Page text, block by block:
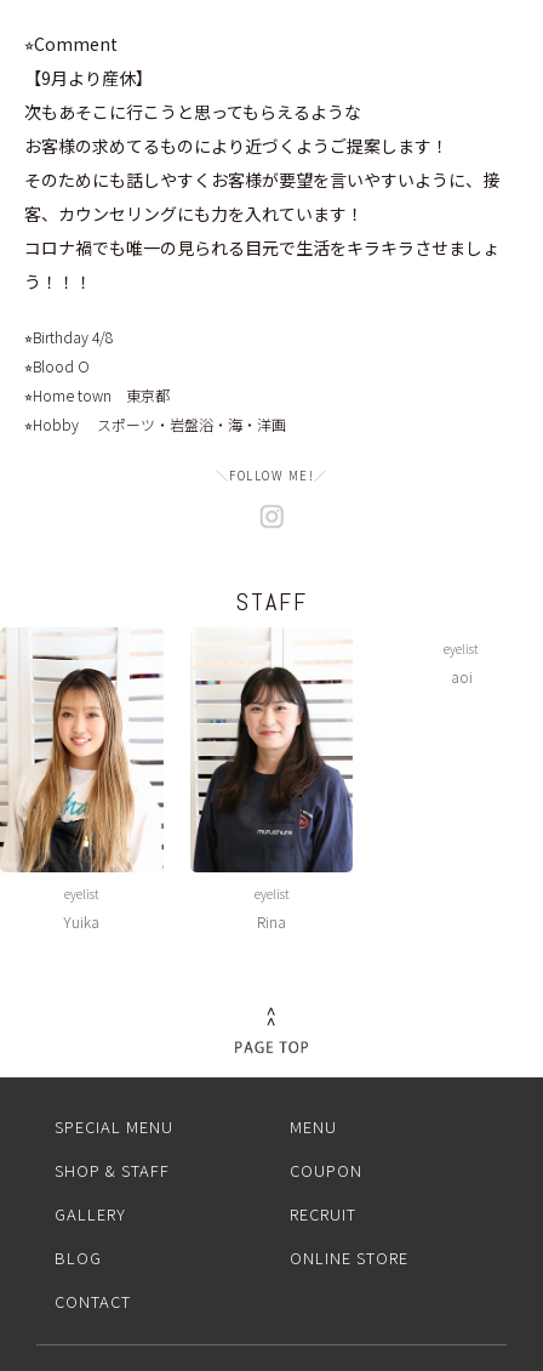
⭐︎Comment
【9月より産休】
次もあそこに行こうと思ってもらえるような
お客様の求めてるものにより近づくようご提案します！
そのためにも話しやすくお客様が要望を言いやすいように、接
客、カウンセリングにも力を入れています！
コロナ禍でも唯一の見られる目元で生活をキラキラさせましょ
う！！！
⭐︎Birthday 4/8
⭐︎Blood O
⭐︎Home town 東京都
⭐︎Hobby スポーツ・岩盤浴・海・洋画
＼ FOLLOW ME! ／
STAFF
eyelist
Yuika
eyelist
Rina
eyelist
aoi
SPECIAL MENU
MENU
SHOP & STAFF
COUPON
GALLERY
RECRUIT
BLOG
ONLINE STORE
CONTACT